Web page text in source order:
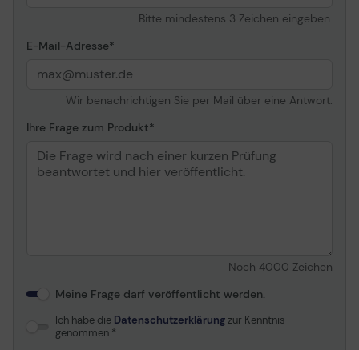
Bitte mindestens 3 Zeichen eingeben.
E-Mail-Adresse
Wir benachrichtigen Sie per Mail über eine Antwort.
Ihre Frage zum Produkt
Noch 4000 Zeichen
Meine Frage darf veröffentlicht werden.
Ich habe die Datenschutzerklärungzur Kenntnis
genommen.